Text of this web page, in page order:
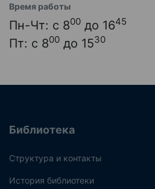
Время работы
Пн-Чт: с 800 до 1645
Пт: с 800 до 1530
Библиотека
Структура и контакты
История библиотеки